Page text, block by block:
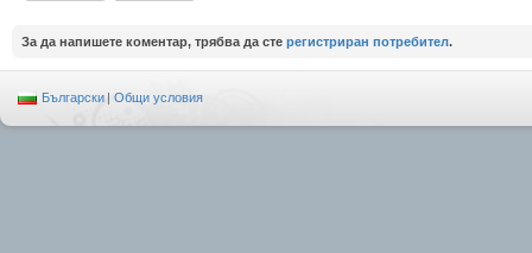
За да напишете коментар, трябва да сте регистриран потребител.
Български | Общи условия